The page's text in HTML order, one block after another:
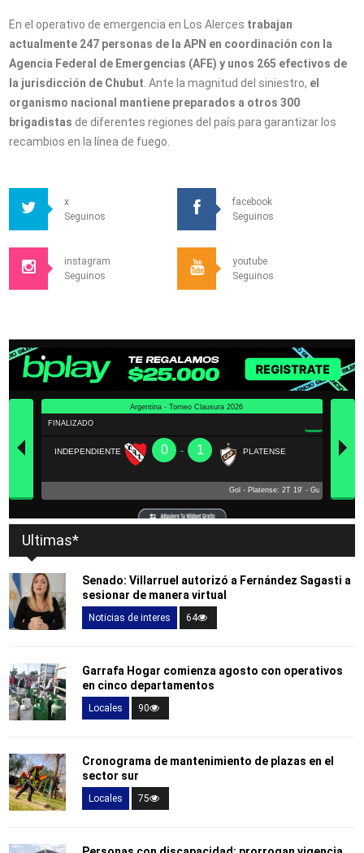
En el operativo de emergencia en Los Alerces trabajan
actualmente 247 personas de la APN en coordinación con la
Agencia Federal de Emergencias (AFE) y unos 265 efectivos de
la jurisdicción de Chubut . Ante la magnitud del siniestro, el
organismo nacional mantiene preparados a otros 300
brigadistas de diferentes regiones del país para garantizar los
recambios en la línea de fuego.
x
Seguinos
facebook
Seguinos
instagram
Seguinos
youtube
Seguinos
Ultimas*
Senado: Villarruel autorizó a Fernández Sagasti a
sesionar de manera virtual
Noticias de interes 64
Garrafa Hogar comienza agosto con operativos
en cinco departamentos
Locales 90
Cronograma de mantenimiento de plazas en el
sector sur
Locales 75